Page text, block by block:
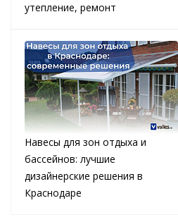
утепление, ремонт
Навесы для зон отдыха и
бассейнов: лучшие
дизайнерские решения в
Краснодаре